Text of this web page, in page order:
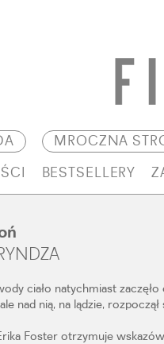
MROCZNA
BESTSELLERY
ciało natychmiast
nad nią, na lądzie,
Foster otrzymuje